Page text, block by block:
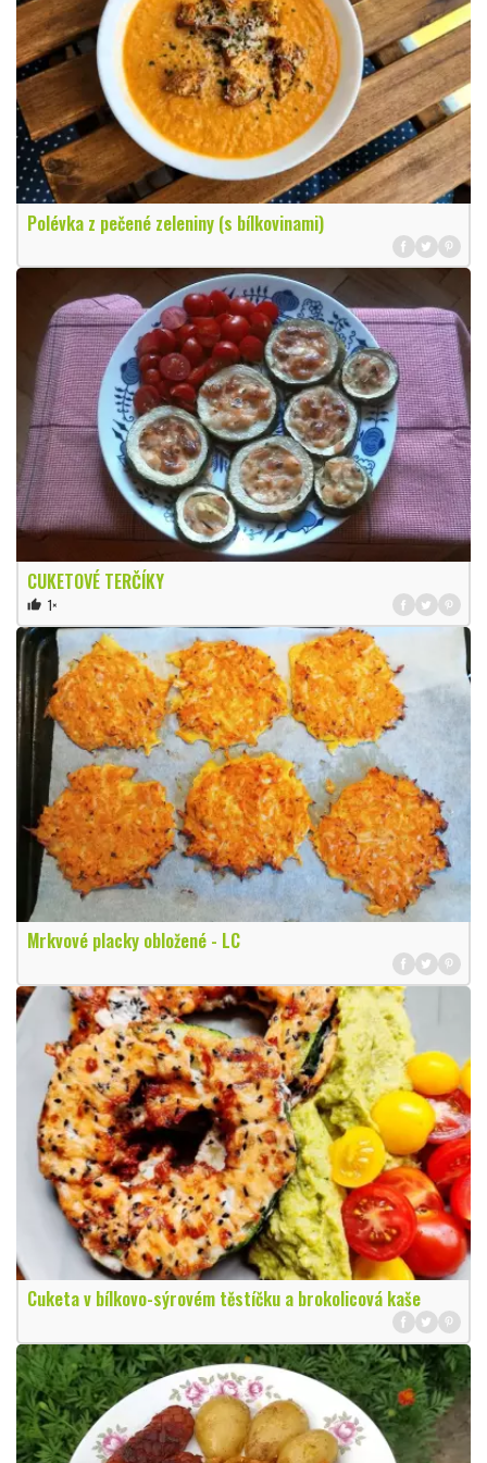
Polévka z pečené zeleniny (s bílkovinami)
CUKETOVÉ TERČÍKY
thumb_up 1×
Mrkvové placky obložené - LC
Cuketa v bílkovo-sýrovém těstíčku a brokolicová kaše